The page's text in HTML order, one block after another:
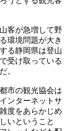
客が急増して野
環境問題が大き
る静岡県は登山
受け取っている
。
市の観光協会は
ンターネットサ
度をあらかじめ
いということ